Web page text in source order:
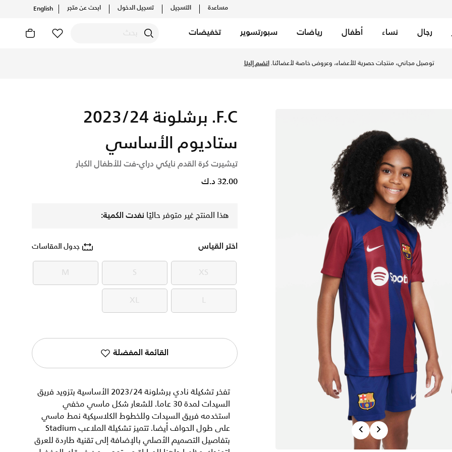
مساعدة التسجيل تسجيل الدخول ابحث عن متجر English
رجال نساء أطفال رياضات سبورتسوير تخفيضات
توصيل مجاني، منتجات حصرية للأعضاء، وعروض خاصة لأعضائنا.انضم إلينا
Next
F.C. برشلونة 2023/24
ستاديوم الأساسي
تيشيرت كرة القدم نايكي دراي-فت للأطفال الكبار
32.00 د.ك
هذا المنتج غير متوفر حاليًا نفدت الكمية:
اختر القياس جدول المقاسات
XS
XS
S
S
M
M
L
L
XL
XL
القائمة المفضلة
تفخر تشكيلة نادي برشلونة 2023/24 الأساسية بتزويد فريق
السيدات لمدة 30 عاما. للشعار شكل ماسي مخفي
استخدمه فريق السيدات وللخطوط الكلاسيكية نمط ماسي
على طول الحواف أيضا. تتميز تشكيلة الملاعب Stadium
بتفاصيل التصميم الأصلي بالإضافة إلى تقنية طاردة للعرق